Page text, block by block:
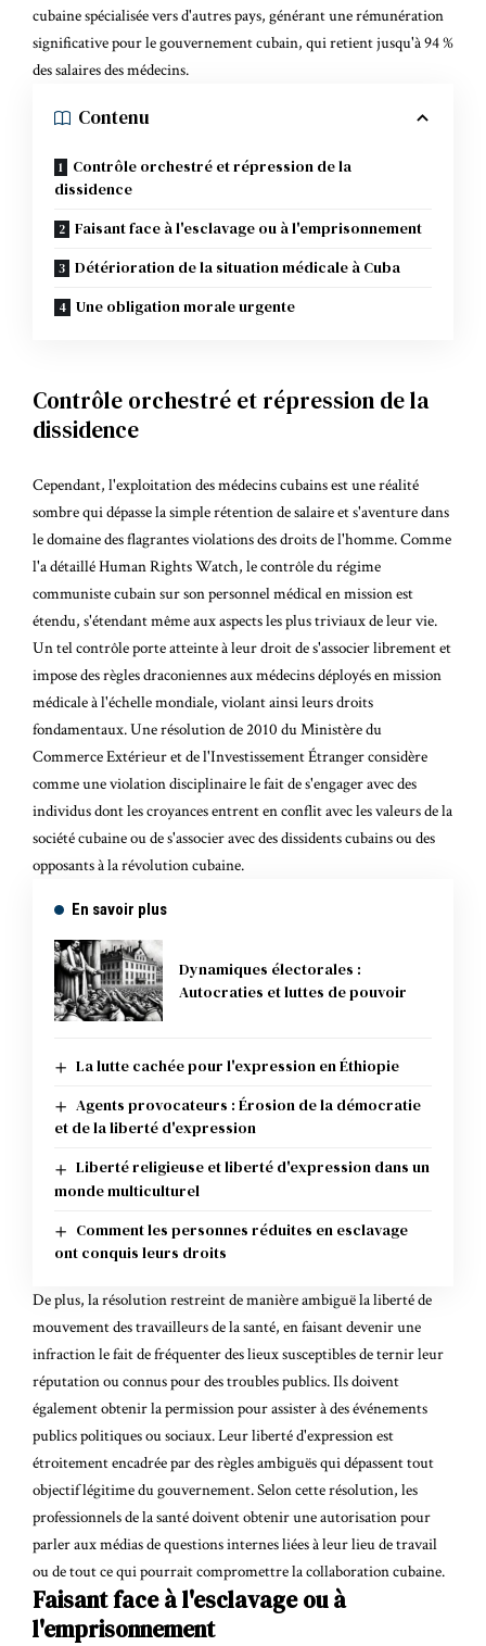
cubaine spécialisée vers d'autres pays, générant une rémunération
significative pour le gouvernement cubain, qui retient jusqu'à94 %
des salaires des médecins.
Contenu
Contrôle orchestré et répression de la
dissidence
Faisant face à l'esclavage ou à l'emprisonnement
Détérioration de la situation médicale à Cuba
Une obligation morale urgente
Contrôle orchestré et répression de la
dissidence
Cependant, l'exploitation des médecins cubains est une réalité
sombre qui dépasse la simple rétention de salaire et s'aventure dans
le domaine des flagrantes violations des droits de l'homme. Comme
l'a détailléHuman Rights Watch, le contrôle du régime
communiste cubain sur son personnel médical en mission est
étendu, s'étendant même aux aspects les plus triviaux de leur vie.
Un tel contrôle porte atteinte à leur droit de s'associer librement et
impose des règles draconiennes aux médecins déployés en mission
médicale à l'échelle mondiale, violant ainsi leurs droits
fondamentaux. Une résolution de 2010 du Ministère du
Commerce Extérieur et de l'Investissement Étranger considère
comme une violation disciplinaire le fait de s'engager avec des
individus dont les croyances entrent en conflit avec les valeurs de la
société cubaine ou de s'associer avec des dissidents cubains ou des
opposants à la révolution cubaine.
En savoir plus
Dynamiques électorales :
Autocraties et luttes de pouvoir
La lutte cachée pour l'expression en Éthiopie
Agents provocateurs : Érosion de la démocratie
et de la liberté d'expression
Liberté religieuse et liberté d'expression dans un
monde multiculturel
Comment les personnes réduites en esclavage
ont conquis leurs droits
De plus, la résolution restreint de manière ambiguë la liberté de
mouvement des travailleurs de la santé, en faisant devenir une
infraction le fait de fréquenter des lieux susceptibles de ternir leur
réputation ou connus pour des troubles publics. Ils doivent
également obtenir la permission pour assister à des événements
publics politiques ou sociaux. Leur liberté d'expression est
étroitement encadrée par des règles ambiguës qui dépassent tout
objectif légitime du gouvernement. Selon cette résolution, les
professionnels de la santé doivent obtenir une autorisation pour
parler aux médias de questions internes liées à leur lieu de travail
ou de tout ce qui pourrait compromettre la collaboration cubaine.
Faisant face à l'esclavage ou à
l'emprisonnement